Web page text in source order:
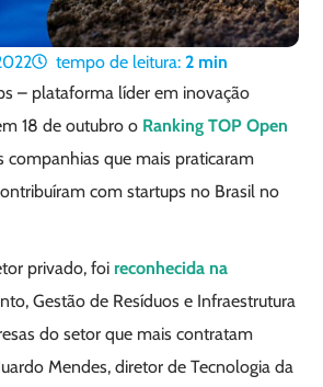
tempo de leitura: 2 min
– plataforma líder em inovação
18 de outubro o Ranking TOP Open
companhias que mais praticaram
com startups no Brasil no
privado, foi reconhecida na
Gestão de Resíduos e Infraestrutura
do setor que mais contratam
Mendes, diretor de Tecnologia da